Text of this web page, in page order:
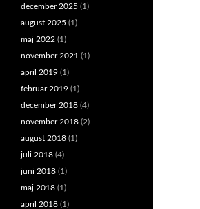
december 2025 (1)
august 2025 (1)
maj 2022 (1)
november 2021 (1)
april 2019 (1)
februar 2019 (1)
december 2018 (4)
november 2018 (2)
august 2018 (1)
juli 2018 (4)
juni 2018 (1)
maj 2018 (1)
april 2018 (1)